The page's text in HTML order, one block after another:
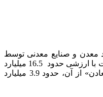
تولید معدن و صنایع معدنی توسط
گروه شرکتهای توسعه معادن و فلزات با ارزشی حدود 16.5 میلیارد
یورو در حال اجراست که سهم «ومعادن» از آن، حدود 3.9 میلیارد